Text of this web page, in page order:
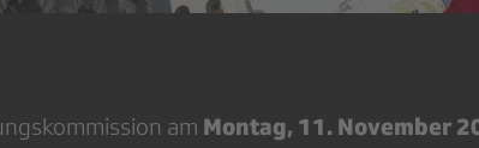
am Montag, 11. November